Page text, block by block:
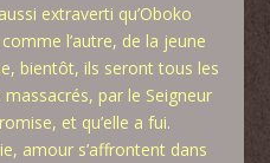
extraverti qu’Oboko
l’autre, de la jeune
bientôt, ils seront tous les
par le Seigneur
et qu’elle a fui.
amour s’affrontent dans